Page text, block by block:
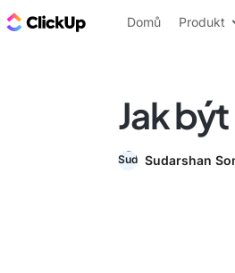
ClickUp blog
Domů Produkt
Jak
Sudarshan